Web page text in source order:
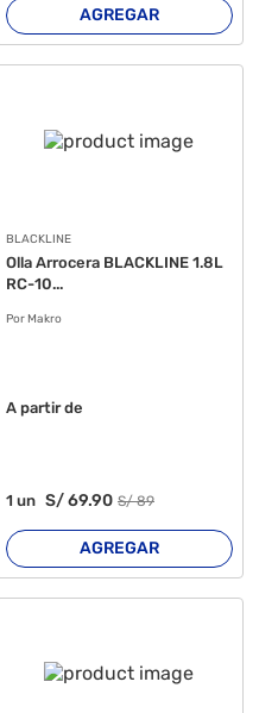
AGREGAR
BLACKLINE
Olla Arrocera BLACKLINE 1.8L
RC-10...
Por Makro
A partir de
1 un S/69.90 S/89
AGREGAR